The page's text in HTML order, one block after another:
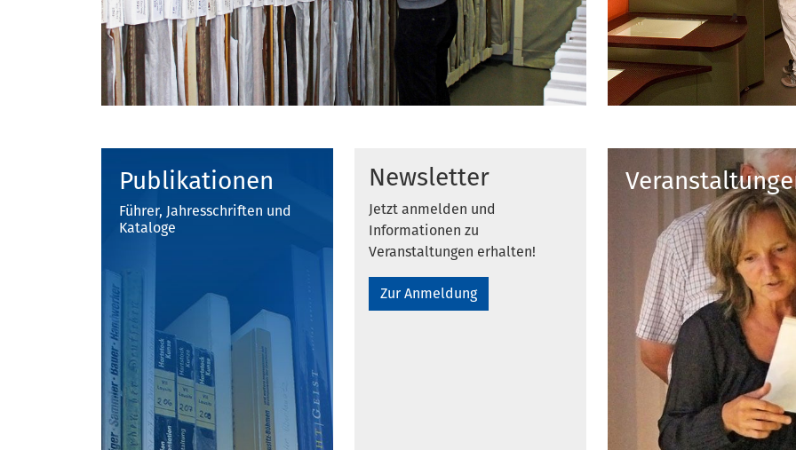
Publikationen
Führer, Jahresschriften und
Kataloge
Newsletter
Jetzt anmelden und
Informationen zu
Veranstaltungen erhalten!
Zur Anmeldung